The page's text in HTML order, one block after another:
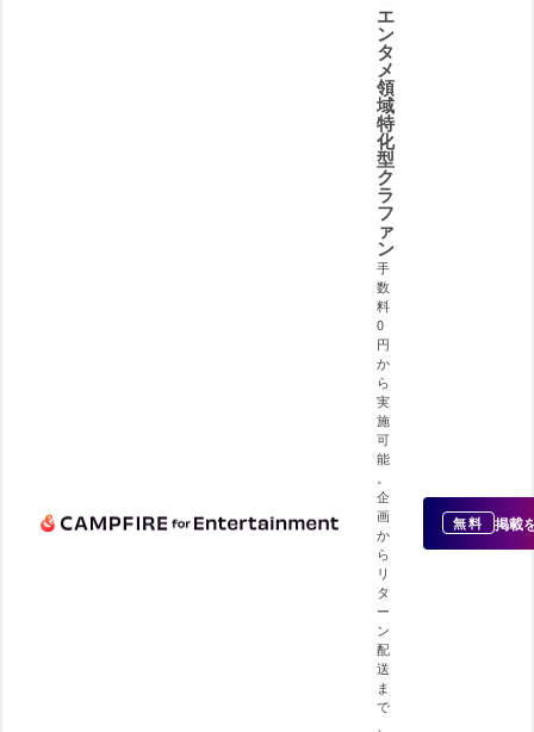
エ
ン
タ
メ
領
域
特
化
型
ク
ラ
フ
ァ
ン
手
数
料
0
円
か
ら
実
施
可
能
企
画
か
ら
リ
タ
ー
ン
配
送
ま
で
無料 掲載